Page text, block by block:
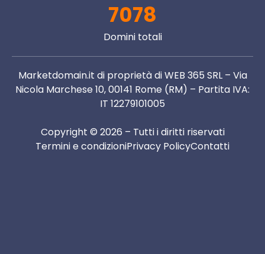
7078
Domini totali
Marketdomain.it di proprietà di WEB 365 SRL – Via
Nicola Marchese 10, 00141 Rome (RM) – Partita IVA:
IT 12279101005
Copyright © 2026 – Tutti i diritti riservati
Termini e condizioniPrivacy PolicyContatti